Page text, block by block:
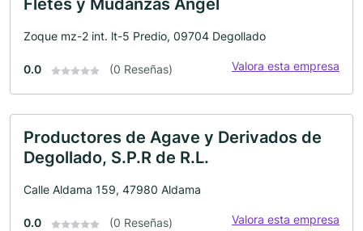
Fletes y Mudanzas Angel
Zoque mz-2 int. lt-5 Predio, 09704 Degollado
0.0 (0 Reseñas) Valora esta empresa
Productores de Agave y Derivados de
Degollado, S.P.R de R.L.
Calle Aldama 159, 47980 Aldama
0.0 (0 Reseñas) Valora esta empresa